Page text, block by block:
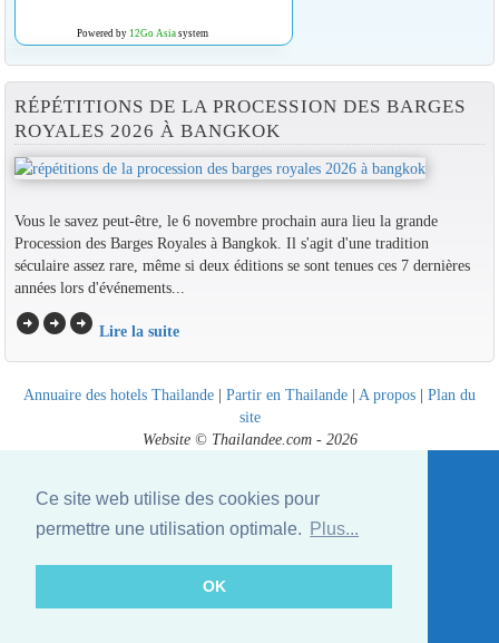
Ce site web utilise des cookies pour
permettre une utilisation optimale.
Plus...
OK
Powered by 12Go Asiasystem
RÉPÉTITIONS DE LA PROCESSION DES BARGES
ROYALES 2026 À BANGKOK
Vous le savez peut-être, le 6 novembre prochain aura lieu la grande
Procession des Barges Royales à Bangkok. Il s'agit d'une tradition
séculaire assez rare, même si deux éditions se sont tenues ces 7 dernières
années lors d'événements...
arrow_circle_rightarrow_circle_rightarrow_circle_right Lire la suite
Annuaire des hotels Thailande | Partir en Thailande | A propos | Plan du
site
Website © Thailandee.com - 2026